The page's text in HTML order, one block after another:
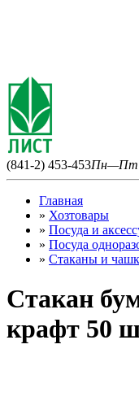
(841-2) 453-453Пн—Пт
Главная
» Хозтовары
» Посуда и
» Посуда
» Стаканы и
Стакан
крафт 50